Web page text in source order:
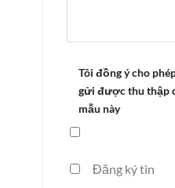
Tôi đồng ý cho
gửi được thu thập
mẫu này
Đăng ký tin